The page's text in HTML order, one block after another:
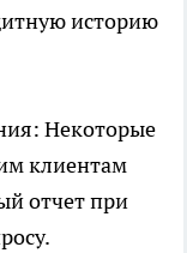
историю
Некоторые
клиентам
отчет при